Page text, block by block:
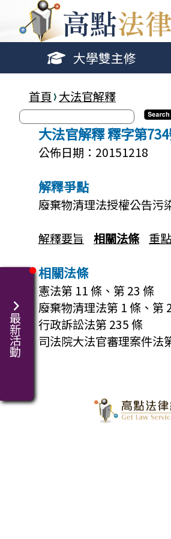
大學雙主修
首頁 大法官解釋
大法官解釋 釋字第
公佈日期：20151218
解釋爭點
廢棄物清理法授權公告污
解釋要旨
相關法條 重
相關法條
憲法第 11 條、第 23 條
廢棄物清理法第 1 條、第
行政訴訟法第 235 條
司法院大法官審理案件法
最新活動